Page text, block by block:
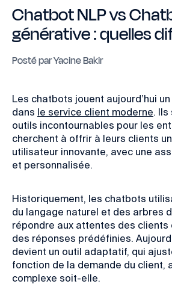
Chatbot NLP vs
générative : quelles
Posté parYacine Bakir
Les chatbots jouent aujourd’hui
dans le service client moderne. Ils
outils incontournables pour les
cherchent à offrir à leurs clients
utilisateur innovante, avec une
et personnalisée.
Historiquement, les chatbots
du langage naturel et des arbres
répondre aux attentes des clients
des réponses prédéfinies.
devient un outil adaptatif, qui
fonction de la demande du client,
complexe soit-elle.